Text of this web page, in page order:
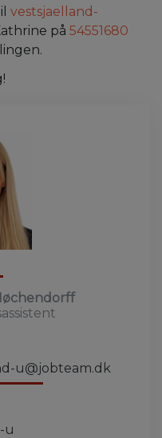
vestsjaelland-
på 54551680
u@jobteam.dk
u